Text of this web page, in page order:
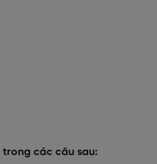
các câu sau: